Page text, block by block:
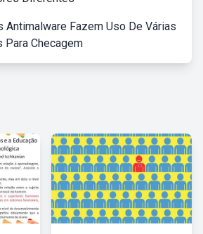
Antimalware Fazem Uso De Várias
Para Checagem